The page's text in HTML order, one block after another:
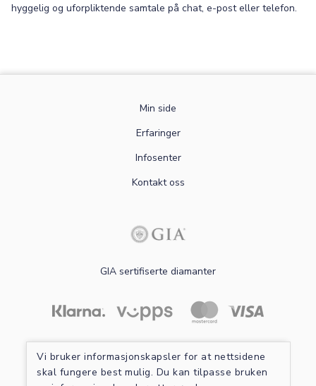
Vi bruker informasjonskapsler for at nettsidene
skal fungere best mulig. Du kan tilpasse bruken
hyggelig og uforpliktende samtale på chat, e-post eller telefon.
Min side
Erfaringer
Infosenter
Kontakt oss
GIA sertifiserte diamanter
Les mer om sikker betaling